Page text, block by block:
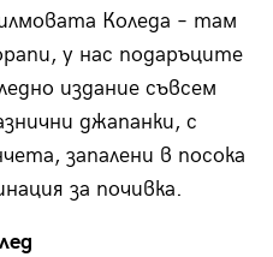
Коледа – там
у нас подаръците
издание съвсем
джапанки, с
запалени в посока
за почивка.